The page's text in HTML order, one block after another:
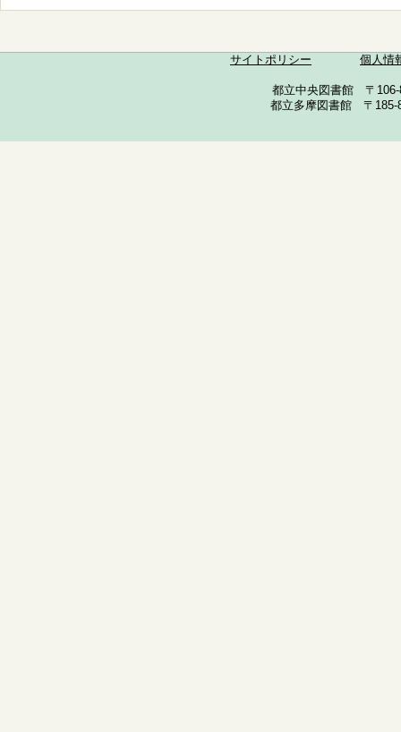
サイトポリシー 個人情
都立中央図書館 〒
都立多摩図書館 〒185-